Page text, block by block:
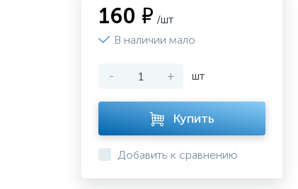
160 ₽ /шт
В наличии мало
- + шт
Купить
Добавить к сравнению